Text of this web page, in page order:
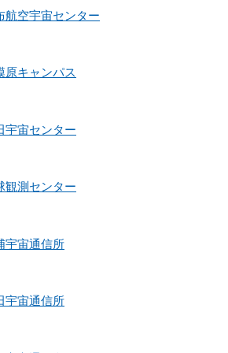
航空宇宙センター
原キャンパス
宇宙センター
観測センター
宇宙通信所
宇宙通信所